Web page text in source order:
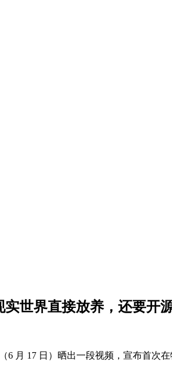
世界直接放养，还要开
月 17 日）晒出一段视频，宣布首次在